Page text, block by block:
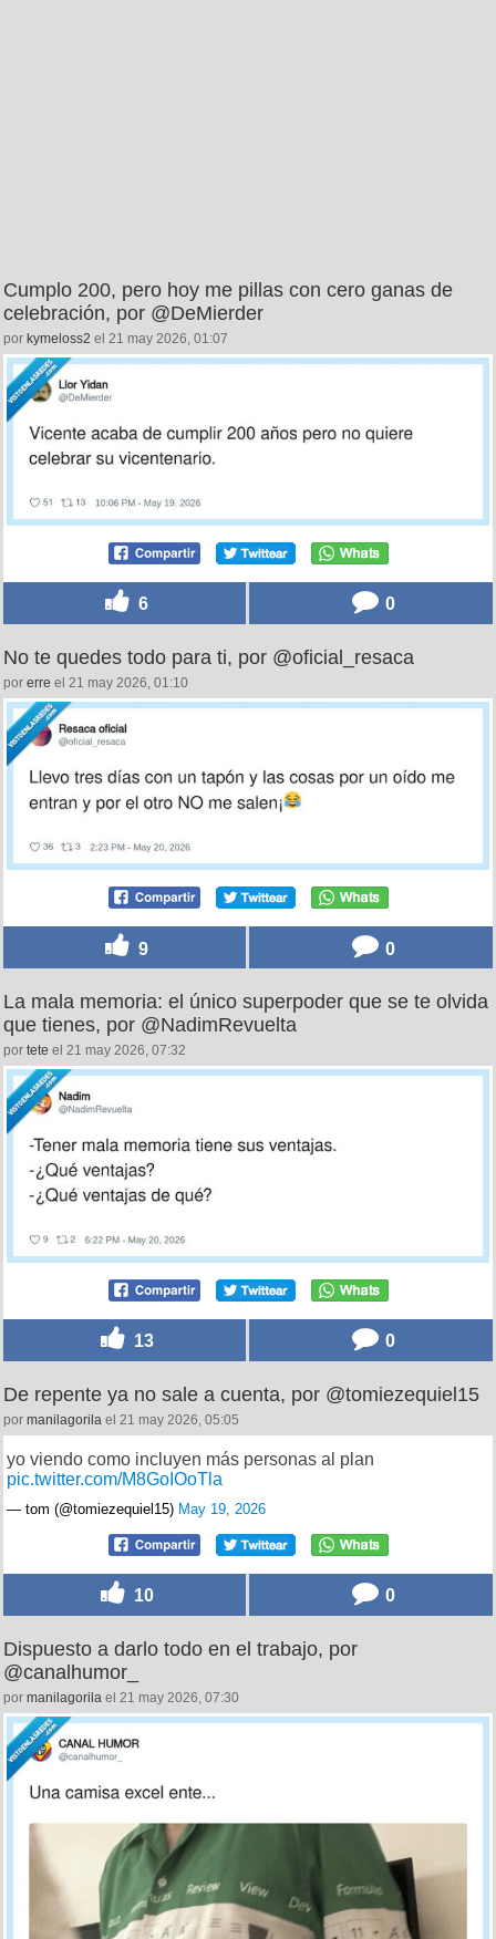
Cumplo 200, pero hoy me pillas con cero ganas de
celebración, por @DeMierder
por kymeloss2 el 21 may 2026, 01:07
6 0
No te quedes todo para ti, por @oficial_resaca
por erre el 21 may 2026, 01:10
9 0
La mala memoria: el único superpoder que se te olvida
que tienes, por @NadimRevuelta
por tete el 21 may 2026, 07:32
13 0
De repente ya no sale a cuenta, por @tomiezequiel15
por manilagorila el 21 may 2026, 05:05
yo viendo como incluyen más personas al plan
pic.twitter.com/M8GoIOoTla
— tom (@tomiezequiel15) May 19, 2026
10 0
Dispuesto a darlo todo en el trabajo, por
@canalhumor_
por manilagorila el 21 may 2026, 07:30